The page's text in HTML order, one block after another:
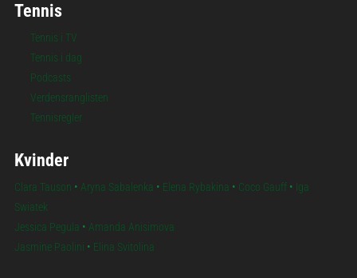
Tennis
Tennis i TV
Tennis i dag
Podcasts
Verdensranglisten
Tennisregler
Kvinder
Clara Tauson • Aryna Sabalenka • Elena Rybakina • Coco Gauff• Iga
Swiatek
Jessica Pegula • Amanda Anisimova
Jasmine Paolini • Elina Svitolina